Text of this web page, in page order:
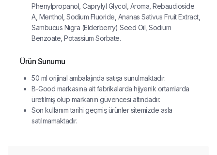
Phenylpropanol, Caprylyl Glycol, Aroma, Rebaudioside
A, Menthol, Sodium Fluoride, Ananas Sativus Fruit Extract,
Sambucus Nigra (Elderberry) Seed Oil, Sodium
Benzoate, Potassium Sorbate.
Ürün Sunumu
50 ml orijinal ambalajında satışa sunulmaktadır.
B-Good markasına ait fabrikalarda hijyenik ortamlarda
üretilmiş olup markanın güvencesi altındadır.
Son kullanım tarihi geçmiş ürünler sitemizde asla
satılmamaktadır.